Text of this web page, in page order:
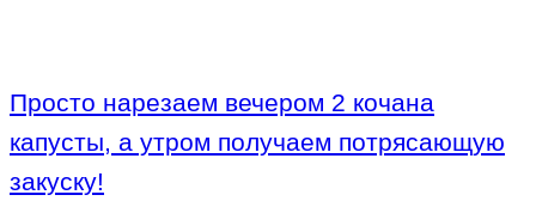
Просто нарезаем вечером 2 кочана
капусты, а утром получаем потрясающую
закуску!